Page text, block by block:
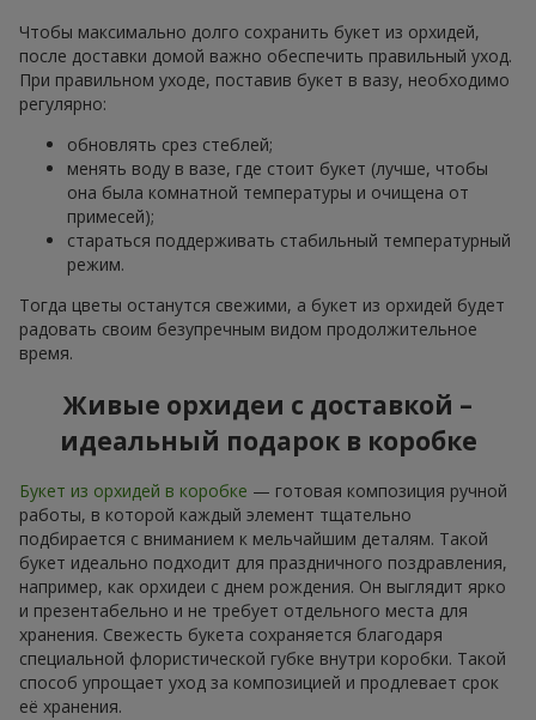
Чтобы максимально долго сохранить букет из орхидей,
после доставки домой важно обеспечить правильный уход.
При правильном уходе, поставив букет в вазу, необходимо
регулярно:
обновлять срез стеблей;
менять воду в вазе, где стоит букет (лучше, чтобы
она была комнатной температуры и очищена от
примесей);
стараться поддерживать стабильный температурный
режим.
Тогда цветы останутся свежими, а букет из орхидей будет
радовать своим безупречным видом продолжительное
время.
Живые орхидеи с доставкой –
идеальный подарок в коробке
Букет из орхидей в коробке — готовая композиция ручной
работы, в которой каждый элемент тщательно
подбирается с вниманием к мельчайшим деталям. Такой
букет идеально подходит для праздничного поздравления,
например, как орхидеи с днем рождения. Он выглядит ярко
и презентабельно и не требует отдельного места для
хранения. Свежесть букета сохраняется благодаря
специальной флористической губке внутри коробки. Такой
способ упрощает уход за композицией и продлевает срок
её хранения.